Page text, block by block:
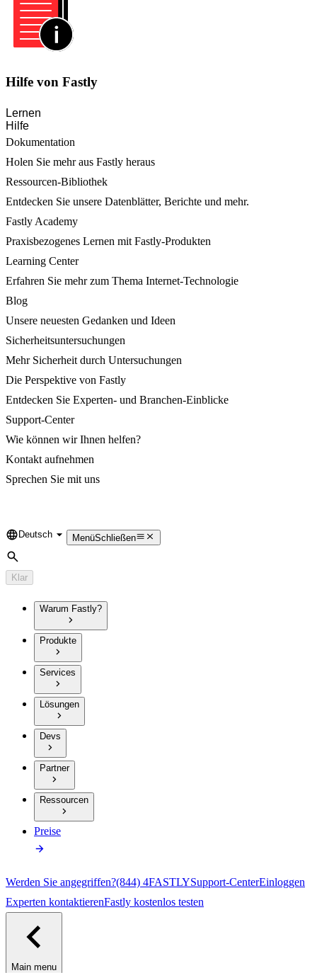
Hilfe von Fastly
Lernen
Hilfe
Dokumentation
Holen Sie mehr aus Fastly heraus
Ressourcen-Bibliothek
Entdecken Sie unsere Datenblätter, Berichte und mehr.
Fastly Academy
Praxisbezogenes Lernen mit Fastly-Produkten
Learning Center
Erfahren Sie mehr zum Thema Internet-Technologie
Blog
Unsere neuesten Gedanken und Ideen
Sicherheitsuntersuchungen
Mehr Sicherheit durch Untersuchungen
Die Perspektive von Fastly
Entdecken Sie Experten- und Branchen-Einblicke
Support-Center
Wie können wir Ihnen helfen?
Kontakt aufnehmen
Sprechen Sie mit uns
Language
Deutsch MenüSchließen
Suche
Klar
Warum Fastly?
Produkte
Services
Lösungen
Devs
Partner
Ressourcen
Preise
Werden Sie angegriffen?(844) 4FASTLYSupport-CenterEinloggen
Experten kontaktierenFastly kostenlos testen
Main menu